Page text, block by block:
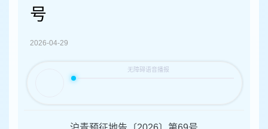
号
2026-04-29